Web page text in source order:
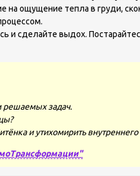
на ощущение тепла в груди,
и сделайте выдох.
решаемых задач.
и утихомирить внутреннего